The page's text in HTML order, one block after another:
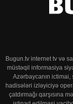
Bugun.tv internet tv və
müstəqil informasiya
Azərbaycanın
hadisələri izləyiciyə
çatdırmağı qarşısına